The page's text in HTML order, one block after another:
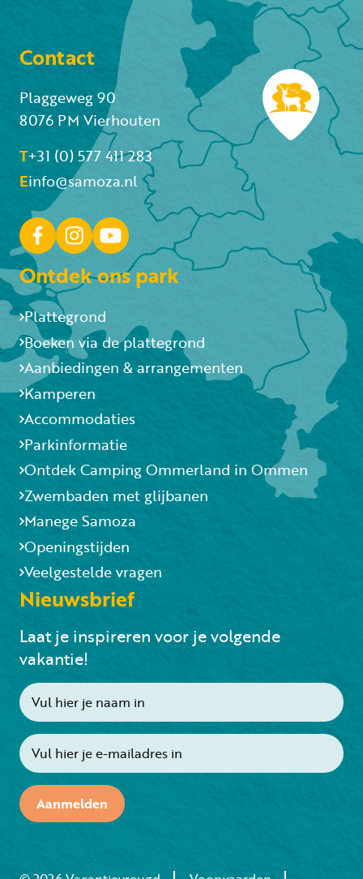
Contact
Plaggeweg 90
8076 PM Vierhouten
T+31 (0) 577 411 283
Einfo@samoza.nl
Ontdek ons park
Plattegrond
Boeken via de plattegrond
Aanbiedingen & arrangementen
Kamperen
Accommodaties
Parkinformatie
Ontdek Camping Ommerland in Ommen
Zwembaden met glijbanen
Manege Samoza
Openingstijden
Veelgestelde vragen
Nieuwsbrief
Laat je inspireren voor je volgende
vakantie!
Aanmelden